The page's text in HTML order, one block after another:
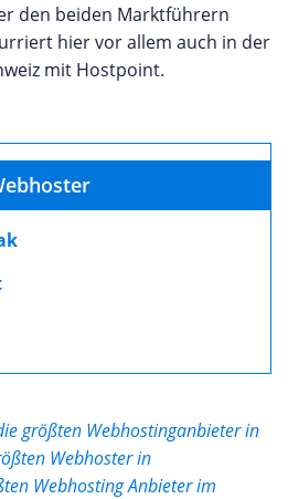
den beiden Marktführern
hier vor allem auch in der
mit Hostpoint.
größten Webhostinganbieter in
Webhoster in
Webhosting Anbieter im